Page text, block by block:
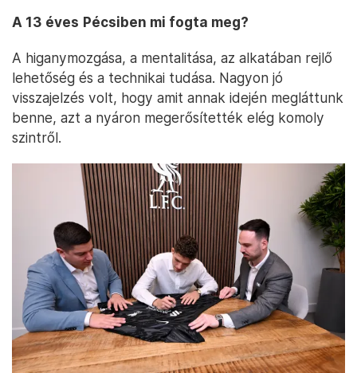
A 13 éves Pécsiben mi fogta meg?
A higanymozgása, a mentalitása, az alkatában rejlő
lehetőség és a technikai tudása. Nagyon jó
visszajelzés volt, hogy amit annak idején megláttunk
benne, azt a nyáron megerősítették elég komoly
szintről.